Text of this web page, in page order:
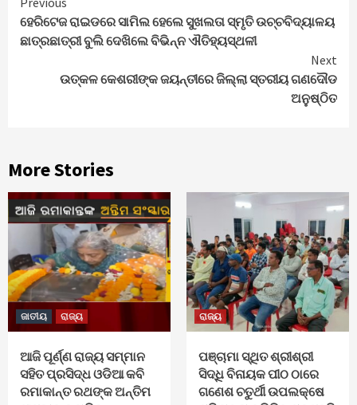
Reading
ହେରିଟେଜ ରାଇଡରେ ସାମିଲ ହେଲେ ସୁଖଲତା ସ୍ମୃତି ଉଚ୍ଚବିଦ୍ୟାଳୟ
ଛାତ୍ରଛାତ୍ରୀ ବୁଲି ଦେଖିଲେ ବିଭିନ୍ନ ଐତିହ୍ୟସ୍ଥଳୀ
Next
ଉତ୍କଳ କେଶରୀଙ୍କ ଜୟନ୍ତୀରେ ଜିଲ୍ଲା ସ୍ତରୀୟ ଗଣଦୌଡ
ଅନୁଷ୍ଠିତ
More Stories
ଜାତୀୟ ରାଜ୍ୟ
ଆଜି ପୂର୍ଣ୍ଣ ରାଜ୍ୟ ସମ୍ମାନ
ସହିତ ପ୍ରସିଦ୍ଧ ଓଡିଆ କବି
ରମାକାନ୍ତ ରଥଙ୍କ ଅନ୍ତିମ
ରାଜ୍ୟ
ପଞ୍ଚାମା ସ୍ଥିତ ଶ୍ରୀଶ୍ରୀ
ସିଦ୍ଧି ବିନାୟକ ପୀଠ ଠାରେ
ଗଣେଶ ଚତୁର୍ଥୀ ଉପଲକ୍ଷେ